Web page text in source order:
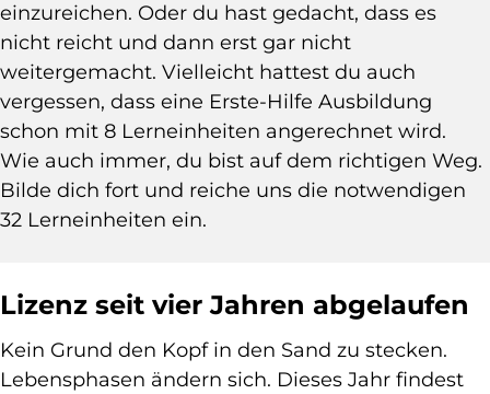
einzureichen. Oder du hast gedacht, dass es
nicht reicht und dann erst gar nicht
weitergemacht. Vielleicht hattest du auch
vergessen, dass eine Erste-Hilfe Ausbildung
schon mit 8 Lerneinheiten angerechnet wird.
Wie auch immer, du bist auf dem richtigen Weg.
Bilde dich fort und reiche uns die notwendigen
32 Lerneinheiten ein.
Lizenz seit vier Jahren abgelaufen
Kein Grund den Kopf in den Sand zu stecken.
Lebensphasen ändern sich. Dieses Jahr findest